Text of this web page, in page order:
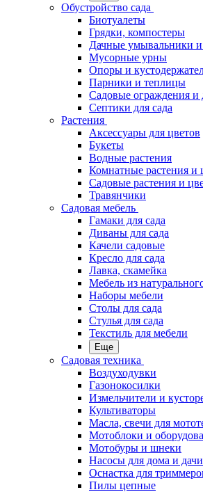
Обустройство сада
Биотуалеты
Грядки, компостеры
Дачные умывальники
Мусорные урны
Опоры и
Парники и теплицы
Садовые ограждения и
Септики для сада
Растения
Аксессуары для цветов
Букеты
Водные растения
Комнатные растения и
Садовые растения и
Травянчики
Садовая мебель
Гамаки для сада
Диваны для сада
Качели садовые
Кресло для сада
Лавка, скамейка
Мебель из
Наборы мебели
Столы для сада
Стулья для сада
Текстиль для мебели
Еще
Садовая техника
Воздуходувки
Газонокосилки
Измельчители и
Культиваторы
Масла, свечи для
Мотоблоки и
Мотобуры и шнеки
Насосы для дома и дачи
Оснастка для
Пилы цепные